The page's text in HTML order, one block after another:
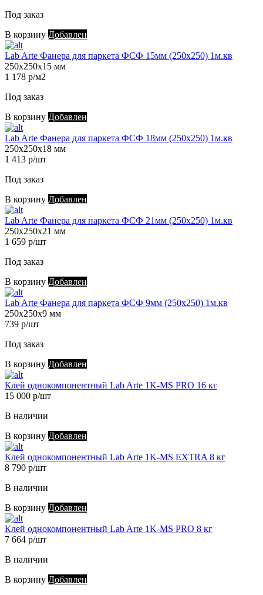
Под заказ
В корзину Добавлен
Lab Arte Фанера для паркета ФСФ 15мм (250х250) 1м.кв
250х250х15 мм
1 178 р/м2
Под заказ
В корзину Добавлен
Lab Arte Фанера для паркета ФСФ 18мм (250х250) 1м.кв
250х250х18 мм
1 413 р/шт
Под заказ
В корзину Добавлен
Lab Arte Фанера для паркета ФСФ 21мм (250х250) 1м.кв
250х250х21 мм
1 659 р/шт
Под заказ
В корзину Добавлен
Lab Arte Фанера для паркета ФСФ 9мм (250х250) 1м.кв
250х250х9 мм
739 р/шт
Под заказ
В корзину Добавлен
Клей однокомпонентный Lab Arte 1K-MS PRO 16 кг
15 000 р/шт
В наличии
В корзину Добавлен
Клей однокомпонентный Lab Arte 1K-MS EXTRA 8 кг
8 790 р/шт
В наличии
В корзину Добавлен
Клей однокомпонентный Lab Arte 1K-MS PRO 8 кг
7 664 р/шт
В наличии
В корзину Добавлен